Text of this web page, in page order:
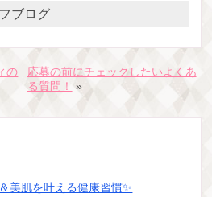
ブログ
の
応募の前にチェックしたいよくあ
る質問！
»
美肌を叶える健康習慣✨